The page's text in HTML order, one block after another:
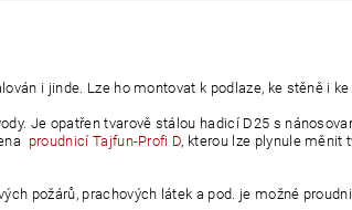
i jinde. Lze ho montovat k podlaze, ke stěně i ke
Je opatřen tvarově stálou hadicí D25 s
proudnicí Tajfun-Profi D, kterou lze plynule měnit
požárů, prachových látek a pod. je možné